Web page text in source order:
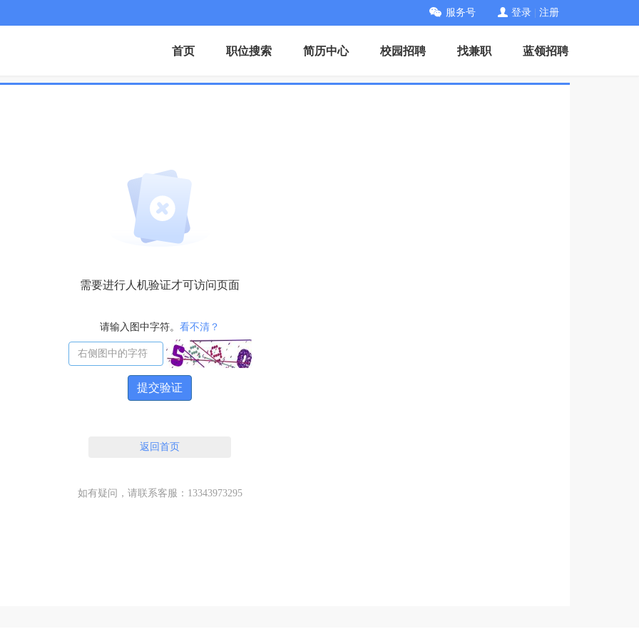
服务号 登录 注册
首页 职位搜索 简历中心 校园招聘 找兼职 蓝领招聘
需要进行人机验证才可访问页面
请输入图中字符。 看不清？
提交验证
返回首页
如有疑问，请联系客服：13343973295